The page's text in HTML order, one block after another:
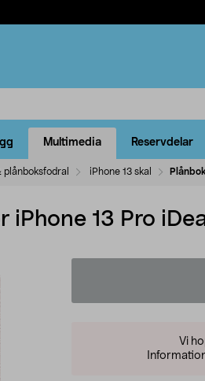
Multimedia Reservdelar
plånboksfodral iPhone 13 skal
iPhone 13 Pro
Vi